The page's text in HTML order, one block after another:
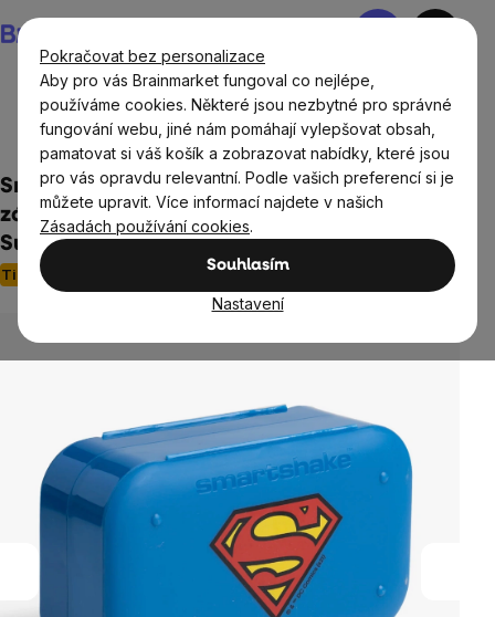
Pokračovat bez personalizace
Aby pro vás Brainmarket fungoval co nejlépe,
používáme cookies. Některé jsou nezbytné pro správné
fungování webu, jiné nám pomáhají vylepšovat obsah,
pamatovat si váš košík a zobrazovat nabídky, které jsou
pro vás opravdu relevantní. Podle vašich preferencí si je
můžete upravit. Více informací najdete v našich
Zásadách používání cookies.
Souhlasím
Nastavení
na
obsah
Nákupní
Domov Boxy na jídlo, lahve, šejkry, tašky
SmartShake Pill Box Organizer, set dvou
zásobníků na kapsle, modrý s motivem
Superman
Tip
Průměrné
hvězdiček.
Neohodnoceno